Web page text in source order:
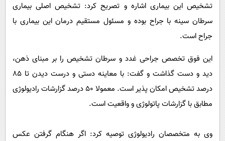
تشخیص این بیماری اشاره و تصریح کرد: تشخیص اصلی بیماری
سرطان سینه با جراح بوده و مسئول مستقیم درمان این بیماری با
جراح است.
این فوق تخصص جراحی غدد و سرطان تشخیص را بر مبنای ذهن،
دید و دست گذاشت و گفت: با معاینه دستی و درست دیدن تا ۸۵
درصد تشخیص امکان پذیر است. معمولا ۵۰ درصد گزارشات رادیولوژی
مطابق با گزارشات پاتولوژی و واقعیت است.
وی به متخصصان رادیولوژی توصیه کرد: اگر هنگام گرفتن عکس